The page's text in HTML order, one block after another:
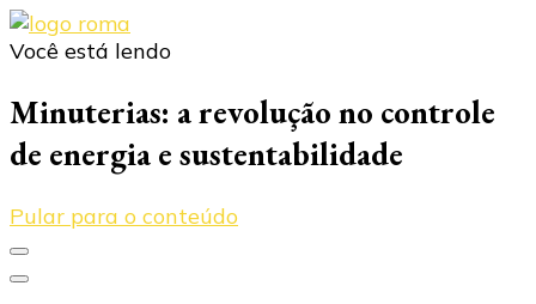
Você está lendo
Minuterias: a revolução no controle
de energia e sustentabilidade
Pular para o conteúdo